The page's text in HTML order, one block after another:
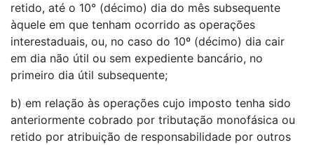
retido, até o 10° (décimo) dia do mês subsequente
àquele em que tenham ocorrido as operações
interestaduais, ou, no caso do 10º (décimo) dia cair
em dia não útil ou sem expediente bancário, no
primeiro dia útil subsequente;
b) em relação às operações cujo imposto tenha sido
anteriormente cobrado por tributação monofásica ou
retido por atribuição de responsabilidade por outros